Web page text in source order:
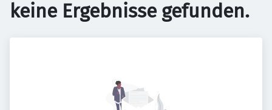
keine Ergebnisse gefunden.